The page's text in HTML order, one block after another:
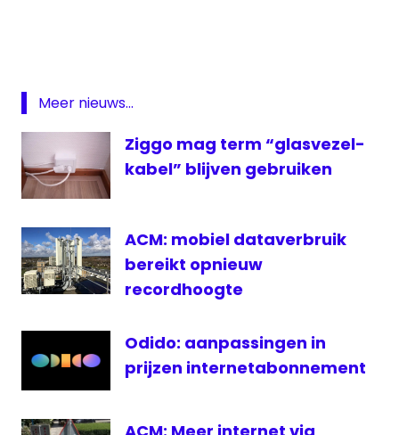
— NLconnect (@NLconnectOrg)
20, 2022
Meer nieuws...
Ziggo mag term “glasvezel-
kabel” blijven gebruiken
ACM: mobiel dataverbruik
bereikt opnieuw
recordhoogte
Odido: aanpassingen in
prijzen internetabonnement